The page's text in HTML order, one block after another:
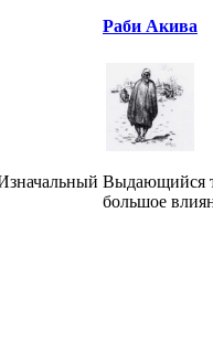
Раби Акива
Выдающийся
большое